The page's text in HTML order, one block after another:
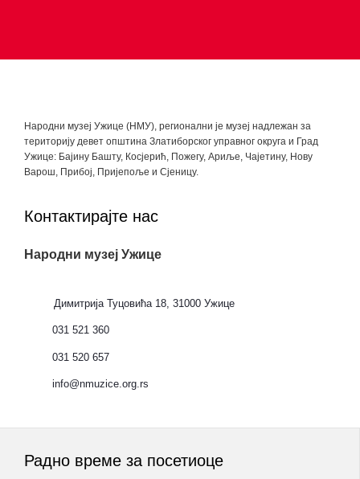
Народни музеј Ужице (НМУ), регионални je музеј надлежан за
територију девет општина Златиборског управног округа и Град
Ужице: Бајину Башту, Косјерић, Пожегу, Ариље, Чајетину, Нову
Варош, Прибој, Пријепоље и Сјеницу.
Контактирајте нас
Народни музеј Ужице
Димитрија Туцовића 18, 31000 Ужице
031 521 360
031 520 657
info@nmuzice.org.rs
Радно време за посетиоце